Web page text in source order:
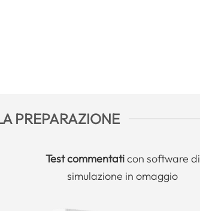
PREPARAZIONE
Test commentaticon software di
simulazione in omaggio